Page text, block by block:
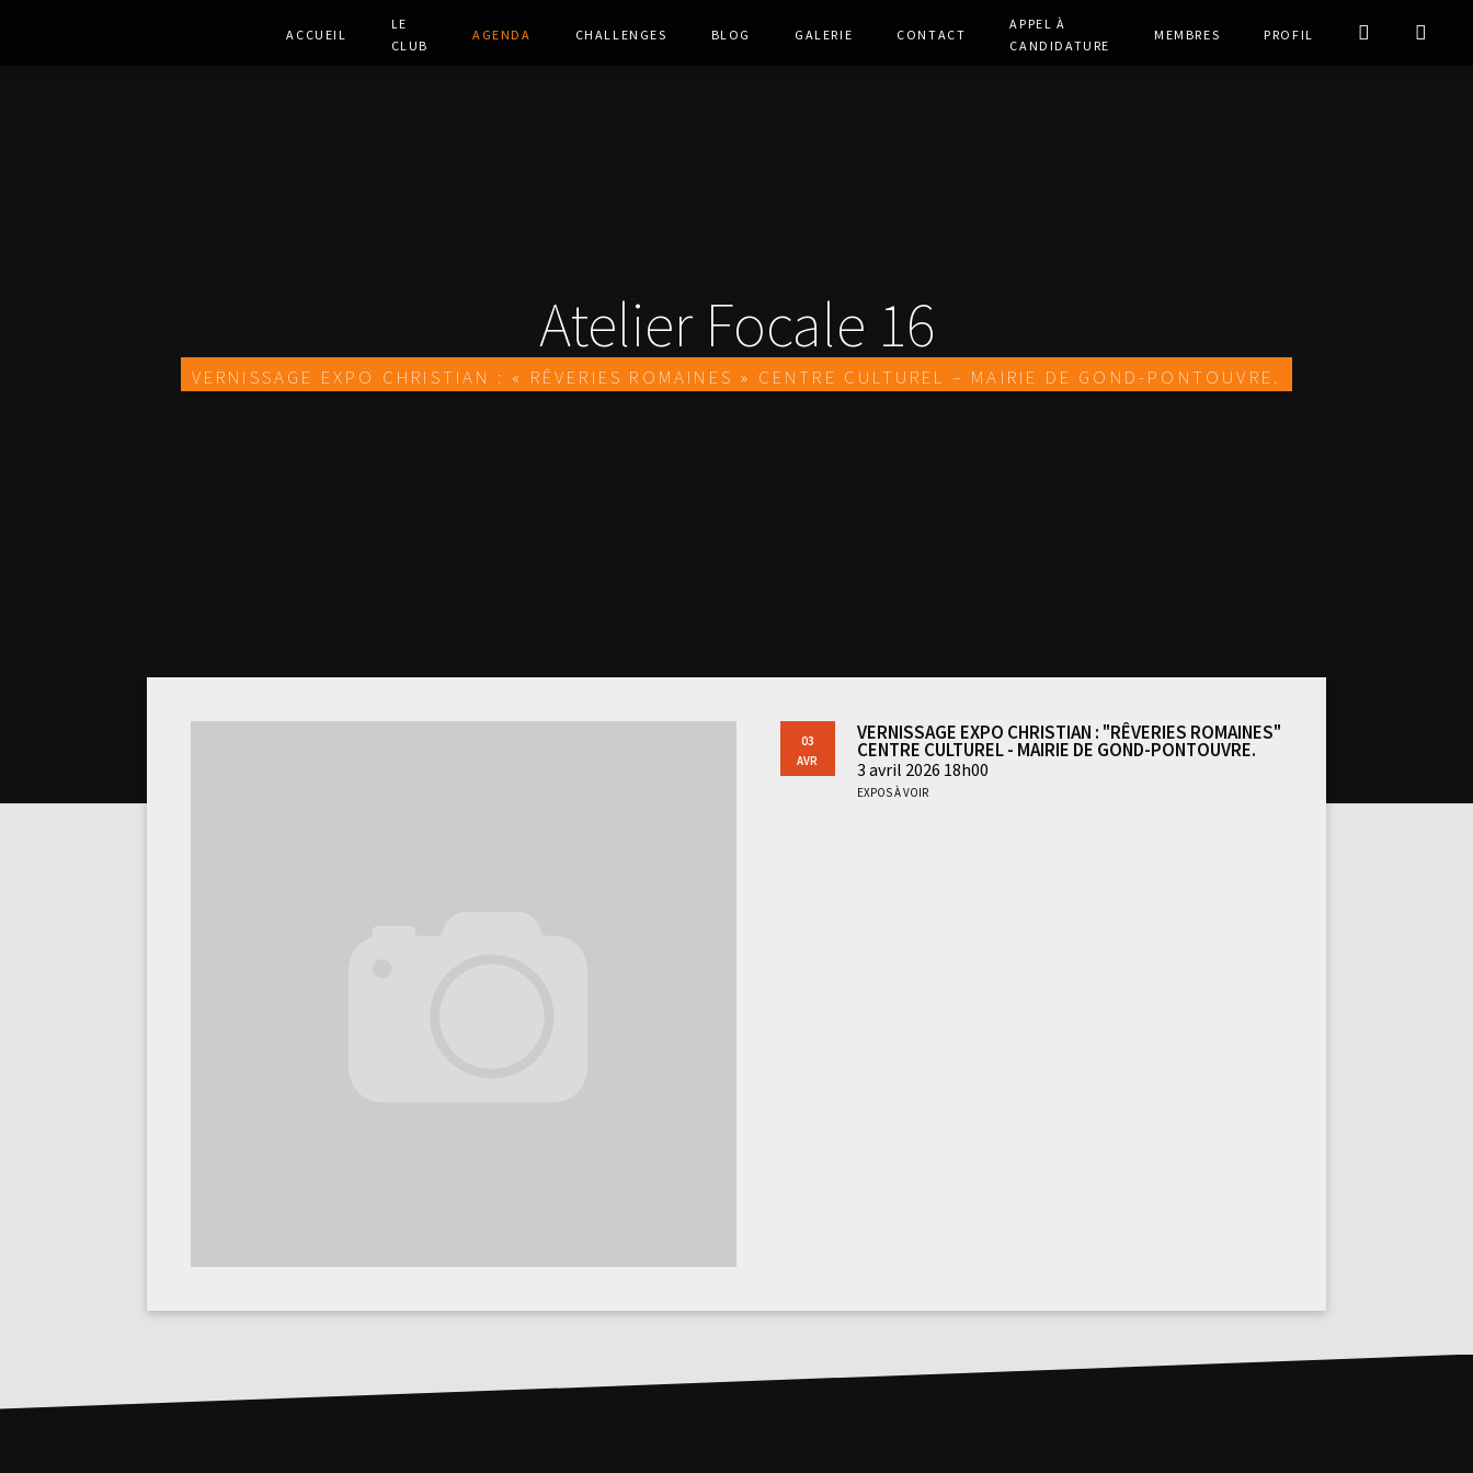
Accueil
Le
club
Agenda Challenges Blog Galerie Contact
Appel à
Candidature
Membres Profil
Atelier Focale 16
Vernissage expo Christian : « Rêveries romaines » Centre culturel – mairie de Gond-Pontouvre.
03
Avr
Vernissage expo Christian : "Rêveries romaines"
Centre culturel - mairie de Gond-Pontouvre.
3 avril 2026 18h00
Expos à voir